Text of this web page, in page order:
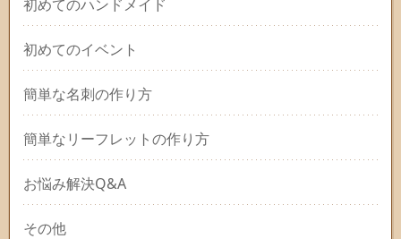
初めてのハンドメイド
初めてのイベント
簡単な名刺の作り方
簡単なリーフレットの作り方
お悩み解決Q&A
その他